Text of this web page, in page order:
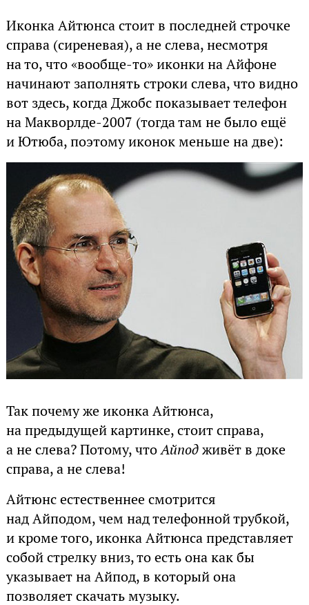
Иконка Айтюнса стоит в последней строчке
справа (сиреневая), а не слева, несмотря
на то, что «вообще-то» иконки на Айфоне
начинают заполнять строки слева, что видно
вот здесь, когда Джобс показывает телефон
на Макворлде-2007 (тогда там не было ещё
и Ютюба, поэтому иконок меньше на две):
Так почему же иконка Айтюнса,
на предыдущей картинке, стоит справа,
а не слева? Потому, чтоАйподживёт в доке
справа, а не слева!
Айтюнс естественнее смотрится
над Айподом, чем над телефонной трубкой,
и кроме того, иконка Айтюнса представляет
собой стрелку вниз, то есть она как бы
указывает на Айпод, в который она
позволяет скачать музыку.